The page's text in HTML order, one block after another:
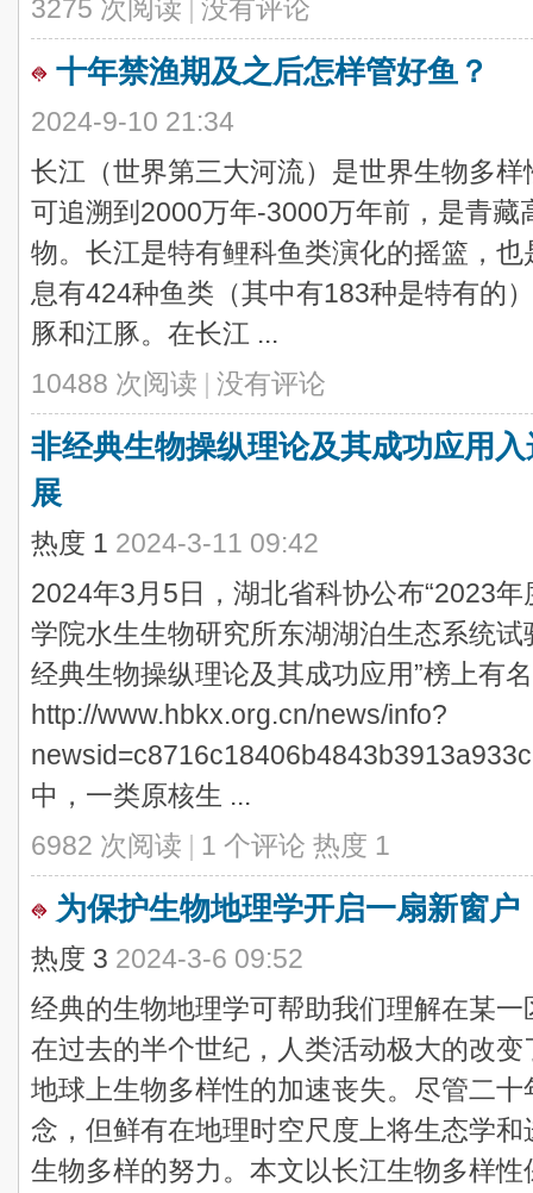
3275 次阅读 | 没有评论
十年禁渔期及之后怎样管好鱼？
2024-9-10 21:34
长江（世界第三大河流）是世界生物多
可追溯到2000万年-3000万年前，是青藏
物。长江是特有鲤科鱼类演化的摇篮，也
息有424种鱼类（其中有183种是特有
豚和江豚。在长江 ...
10488 次阅读 | 没有评论
非经典生物操纵理论及其成功应用
展
热度 1 2024-3-11 09:42
2024年3月5日，湖北省科协公布“2023
学院水生生物研究所东湖湖泊生态系统
经典生物操纵理论及其成功应用”榜上有
http://www.hbkx.org.cn/news/info?
中，一类原核生 ...
6982 次阅读 | 1 个评论 热度 1
为保护生物地理学开启一扇新窗户
热度 3 2024-3-6 09:52
经典的生物地理学可帮助我们理解在某
在过去的半个世纪，人类活动极大的改
地球上生物多样性的加速丧失。尽管二
念，但鲜有在地理时空尺度上将生态学
生物多样的努力。本文以长江生物多样性